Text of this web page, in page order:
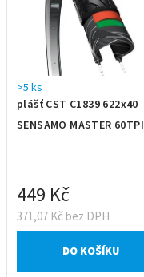
plášť CST C1839 622x40
SENSAMO MASTER 60TPI
>5 ks
371,07 Kč bez DPH
449 Kč
DO KOŠÍKU